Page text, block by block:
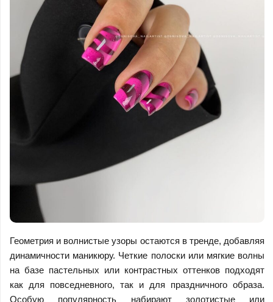
Геометрия и волнистые узоры остаются в тренде, добавляя
динамичности маникюру. Четкие полоски или мягкие волны
на базе пастельных или контрастных оттенков подходят
как для повседневного, так и для праздничного образа.
Особую популярность набирают золотистые или